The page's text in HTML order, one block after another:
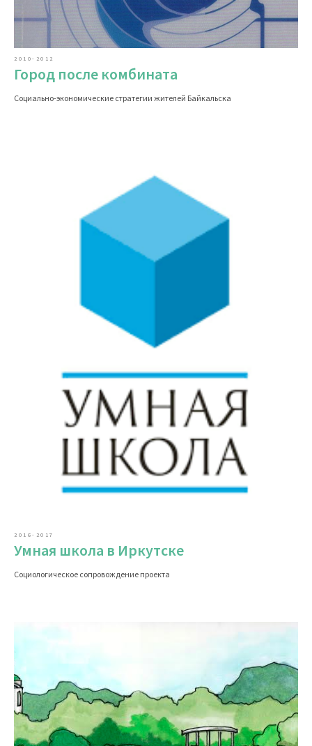
2010-2012
Город после комбината
Социально-экономические стратегии жителей Байкальска
2016-2017
Умная школа в Иркутске
Социологическое сопровождение проекта